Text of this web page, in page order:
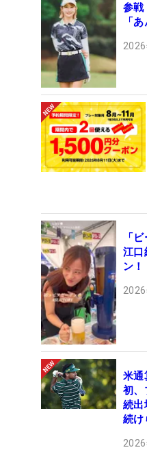
参戦
「
「
江口
ン！
米通
初
続出
続け